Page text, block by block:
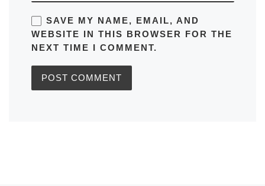
SAVE MY NAME, EMAIL, AND
WEBSITE IN THIS BROWSER FOR THE
NEXT TIME I COMMENT.